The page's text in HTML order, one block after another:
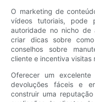
O marketing de
vídeos tutoriais, pode
autoridade no nicho de
criar dicas sobre
conselhos sobre
cliente e incentiva visitas
Oferecer um
devoluções fáceis e
construir uma